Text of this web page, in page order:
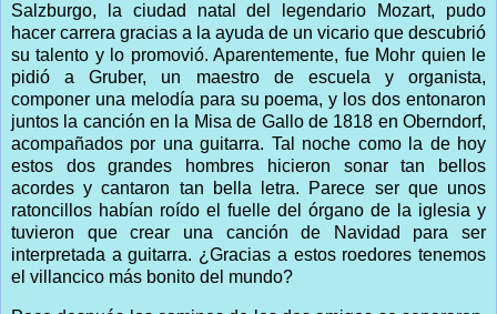
Salzburgo, la ciudad natal del legendario Mozart, pudo
hacer carrera gracias a la ayuda de un vicario que descubrió
su talento y lo promovió. Aparentemente, fue Mohr quien le
pidió a Gruber, un maestro de escuela y organista,
componer una melodía para su poema, y los dos entonaron
juntos la canción en la Misa de Gallo de 1818 en Oberndorf,
acompañados por una guitarra. Tal noche como la de hoy
estos dos grandes hombres hicieron sonar tan bellos
acordes y cantaron tan bella letra. Parece ser que unos
ratoncillos habían roído el fuelle del órgano de la iglesia y
tuvieron que crear una canción de Navidad para ser
interpretada a guitarra. ¿Gracias a estos roedores tenemos
el villancico más bonito del mundo?